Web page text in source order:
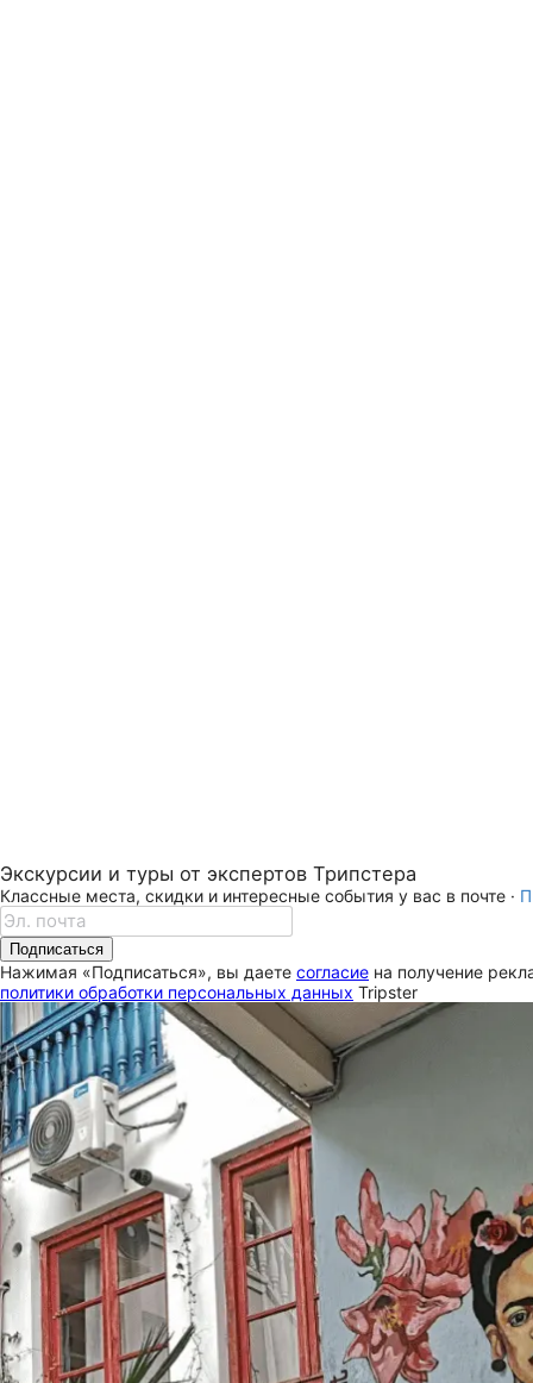
Экскурсии и туры от экспертов Трипстера
Классные места, скидки и интересные события у вас в почте ·
Подписаться
Нажимая «Подписаться», вы даете согласие на получение
политики обработки персональных данных Tripster